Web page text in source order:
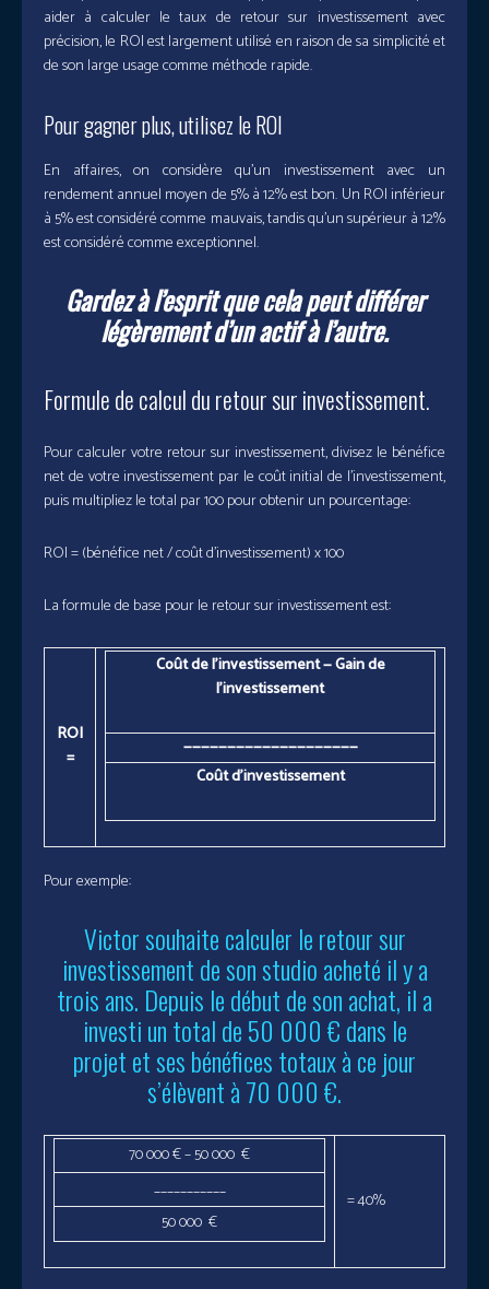
aider à calculer le taux de retour sur investissement avec
précision, le ROI est largement utilisé en raison de sa simplicité et
de son large usage comme méthode rapide.
Pour gagner plus, utilisez le ROI
En affaires, on considère qu’un investissement avec un
rendement annuel moyen de 5% à 12% est bon. Un ROI inférieur
à 5% est considéré comme mauvais, tandis qu’un supérieur à 12%
est considéré comme exceptionnel.
Gardez à l’esprit que cela peut différer
légèrement d’un actif à l’autre.
Formule de calcul du retour sur investissement.
Pour calculer votre retour sur investissement, divisez le bénéfice
net de votre investissement par le coût initial de l’investissement,
puis multipliez le total par 100 pour obtenir un pourcentage:
ROI = (bénéfice net / coût d’investissement) x 100
La formule de base pour le retour sur investissement est:
ROI
=
Coût de l’investissement—Gain de
l’investissement
————————————————————
Coût d’investissement
Pour exemple:
Victor souhaite calculer le retour sur
investissement de son studio acheté il y a
trois ans. Depuis le début de son achat, il a
investi un total de 50 000 € dans le
projet et ses bénéfices totaux à ce jour
s’élèvent à 70 000 €.
70 000 € – 50 000 €
___________
50 000 €
= 40%